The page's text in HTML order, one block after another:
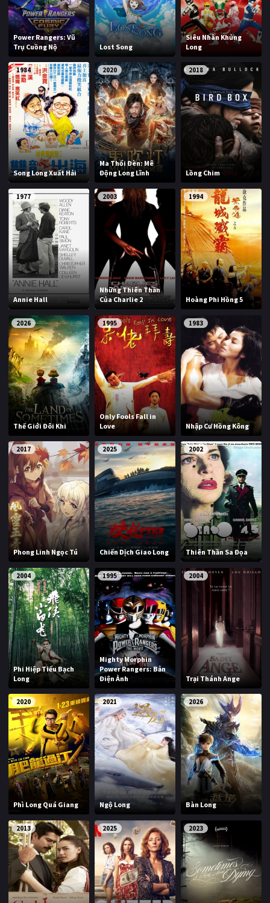
Power Rangers: Vũ
Trụ Cuồng Nộ
Lost Song
Siêu Nhân Khủng
Long
1984
Song Long Xuất Hải
2020
Ma Thổi Đèn: Mê
Động Long Lĩnh
2018
Lồng Chim
1977
Annie Hall
2003
Những Thiên Thần
Của Charlie 2
1994
Hoàng Phi Hồng 5
2026
Thế Giới Đôi Khi
1995
Only Fools Fall in
Love
1983
Nhập Cư Hồng Kông
2017
Phong Linh Ngọc Tú
2025
Chiến Dịch Giao Long
2002
Thiên Thần Sa Đọa
2004
Phi Hiệp Tiểu Bạch
Long
1995
Mighty Morphin
Power Rangers: Bản
Điện Ảnh
2004
Trại Thánh Ange
2020
Phì Long Quá Giang
2021
Ngộ Long
2026
Bàn Long
2013 2025 2023